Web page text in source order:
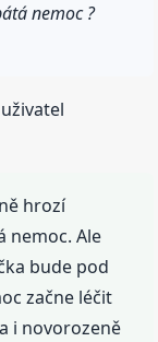
nemoc ?
hrozí
nemoc. Ale
bude pod
začne léčit
i novorozeně